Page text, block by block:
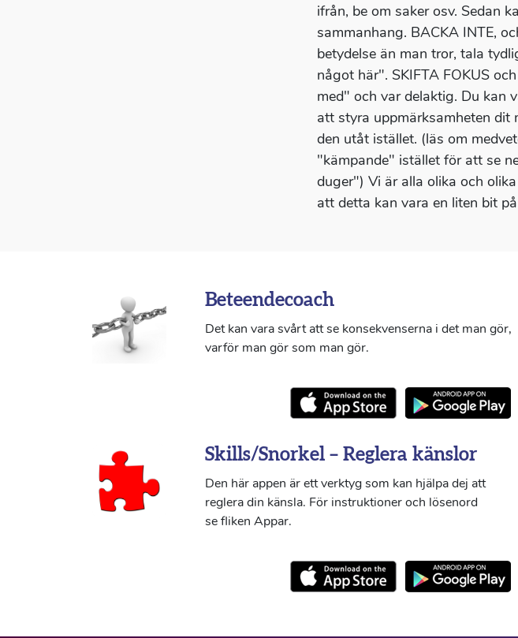
ifrån, be om saker osv. Sedan
sammanhang. BACKA INTE,
betydelse än man tror, tala
något här". SKIFTA FOKUS
med" och var delaktig. Du kan
att styra uppmärksamheten dit
den utåt istället. (läs om
"kämpande" istället för att se
duger") Vi är alla olika och
att detta kan vara en liten bit
Beteendecoach
Det kan vara svårt att se konsekvenserna i det man gör,
varför man gör som man gör.
Skills/Snorkel – Reglera känslor
Den här appen är ett verktyg som kan hjälpa dej att
reglera din känsla. För instruktioner och lösenord
se fliken Appar.